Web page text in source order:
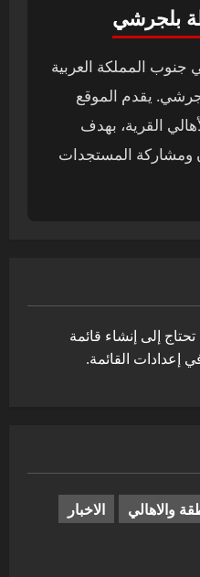
بلجرشي
المملكة العربية
يقدم الموقع
القرية، بهدف
ومشاركة المستجدات
تحتاج إلى إنشاء قائمة
إعدادات القائمة.
والاهالي
الاخبار